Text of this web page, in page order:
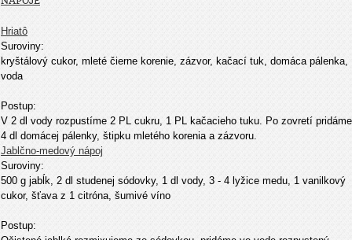
Hriatô
Suroviny:
kryštálový cukor, mleté čierne korenie, zázvor, kačací tuk, domáca pálenka,
voda
Postup:
V 2 dl vody rozpustíme 2 PL cukru, 1 PL kačacieho tuku. Po zovretí pridáme
4 dl domácej pálenky, štipku mletého korenia a zázvoru.
Jablčno-medový nápoj
Suroviny:
500 g jabĺk, 2 dl studenej sódovky, 1 dl vody, 3 - 4 lyžice medu, 1 vanilkový
cukor, šťava z 1 citróna, šumivé víno
Postup: